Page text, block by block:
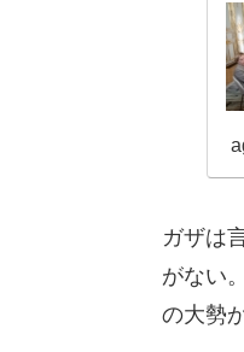
ガザは
がない
の大勢